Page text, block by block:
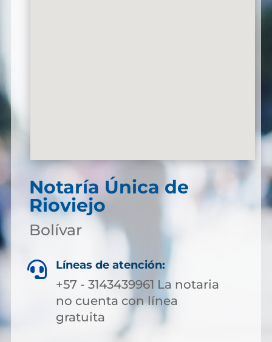
Notaría Única de
Rioviejo
Bolívar
 Líneas de atención:
+57 - 3143439961 La notaria
no cuenta con línea
gratuita